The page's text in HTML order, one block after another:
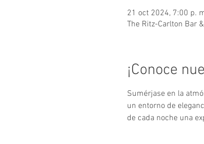
21 oct 2024, 7:00 p.
The Ritz-Carlton Bar
¡Conoce
Sumérjase en la
un entorno de
de cada noche una